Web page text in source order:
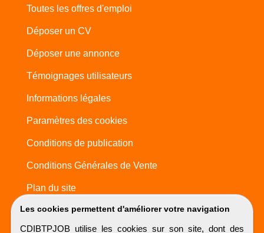
Les cookies permettent d'améliorer votre navigation
CDIBTPJOB utilise les cookies sur son site, dont des
Toutes les offres d'emploi
Déposer un CV
Déposer une annonce
Témoignages utilisateurs
Informations légales
Paramètres des cookies
Conditions de publication
Conditions Générales de Vente
Plan du site